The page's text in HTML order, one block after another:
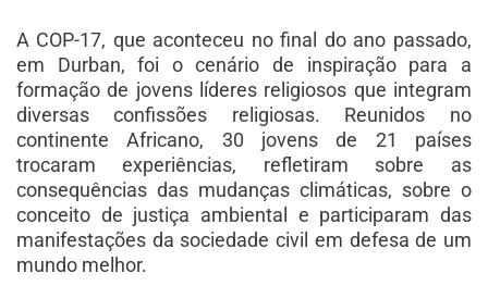
A COP-17, que aconteceu no final do ano passado,
em Durban, foi o cenário de inspiração para a
formação de jovens líderes religiosos que integram
diversas confissões religiosas. Reunidos no
continente Africano, 30 jovens de 21 países
trocaram experiências, refletiram sobre as
consequências das mudanças climáticas, sobre o
conceito de justiça ambiental e participaram das
manifestações da sociedade civil em defesa de um
mundo melhor.